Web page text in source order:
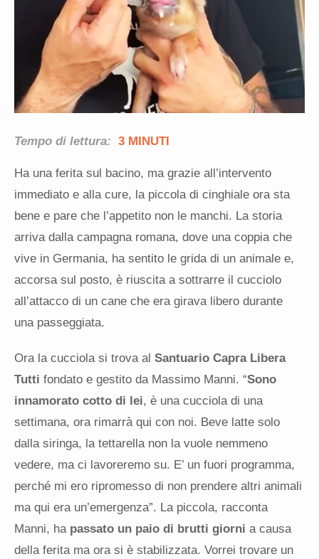
Tempo di lettura: 3 MINUTI
Ha una ferita sul bacino, ma grazie all’intervento
immediato e alla cure, la piccola di cinghiale ora sta
bene e pare che l’appetito non le manchi. La storia
arriva dalla campagna romana, dove una coppia che
vive in Germania, ha sentito le grida di un animale e,
accorsa sul posto, è riuscita a sottrarre il cucciolo
all’attacco di un cane che era girava libero durante
una passeggiata.
Ora la cucciola si trova al Santuario Capra Libera
Tutti fondato e gestito da Massimo Manni. “Sono
innamorato cotto di lei, è una cucciola di una
settimana, ora rimarrà qui con noi. Beve latte solo
dalla siringa, la tettarella non la vuole nemmeno
vedere, ma ci lavoreremo su. E’ un fuori programma,
perché mi ero ripromesso di non prendere altri animali
ma qui era un’emergenza”. La piccola, racconta
Manni, ha passato un paio di brutti giorni a causa
della ferita ma ora si è stabilizzata. Vorrei trovare un